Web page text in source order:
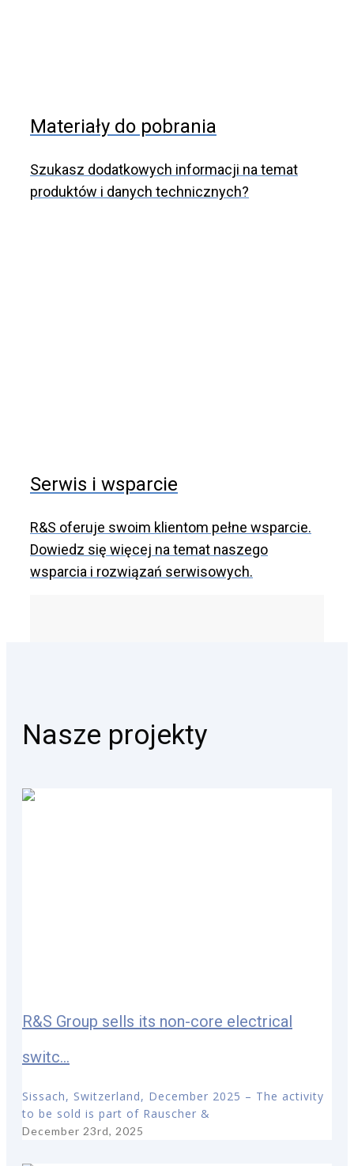
Materiały do pobrania
Szukasz dodatkowych informacji na temat
produktów i danych technicznych?
Serwis i wsparcie
R&S oferuje swoim klientom pełne wsparcie.
Dowiedz się więcej na temat naszego
wsparcia i rozwiązań serwisowych.
Nasze projekty
R&S Group sells its non-core electrical
switc...
Sissach, Switzerland, December 2025 – The activity
to be sold is part of Rauscher &
December 23rd, 2025